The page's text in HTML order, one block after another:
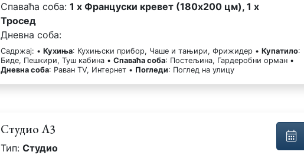
Спаваћа соба:1 x Француски кревет (180x200 цм), 1 x
Тросед
Дневна соба:
Садржај: •Кухиња: Кухињски прибор, Чаше и тањири, Фрижидер •Купатило:
Биде, Пешкири, Туш кабина •Спаваћа соба: Постељина, Гардеробни орман •
Дневна соба: Раван TV, Интернет • Погледи: Поглед на улицу
Студио А3
Тип:Студио